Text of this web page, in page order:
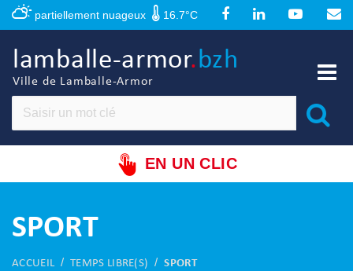
partiellement nuageux 16.7°C
lamballe-armor.bzh
Ville de Lamballe-Armor
EN UN CLIC
SPORT
ACCUEIL TEMPS LIBRE(S) SPORT
Panneau de gestion des cookies